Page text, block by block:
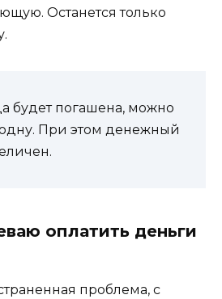
Останется только
будет погашена, можно
При этом денежный
оплатить деньги
проблема, с